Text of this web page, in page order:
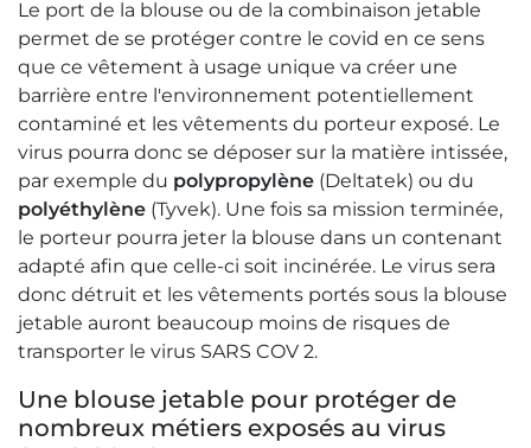
Le port de la blouse ou de la combinaison jetable
permet de se protéger contre le covid en ce sens
que ce vêtement à usage unique va créer une
barrière entre l'environnement potentiellement
contaminé et les vêtements du porteur exposé. Le
virus pourra donc se déposer sur la matière intissée,
par exemple du polypropylène (Deltatek) ou du
polyéthylène (Tyvek). Une fois sa mission terminée,
le porteur pourra jeter la blouse dans un contenant
adapté afin que celle-ci soit incinérée. Le virus sera
donc détruit et les vêtements portés sous la blouse
jetable auront beaucoup moins de risques de
transporter le virus SARS COV 2.
Une blouse jetable pour protéger de
nombreux métiers exposés au virus